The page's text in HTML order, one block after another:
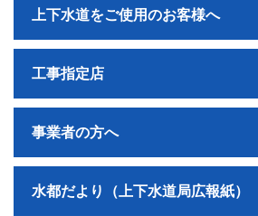
上下水道をご使用のお客様へ
工事指定店
事業者の方へ
水都だより（上下水道局広報紙）